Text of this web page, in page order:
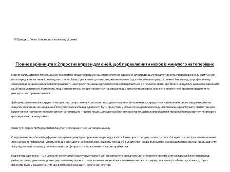
💛 Швидко. Легко. І з ясністю в кожному рішенні.
Повне керівництво: 2 простих вправи для очей, щоб переключити мозок із минулого на теперішнє
Вміння залишатися в теперішньому моменті не лише покращує наше психологічне здоров'я, але й підвищує продуктивність у повсякденному житті. Коли
ми зосереджені на теперішньому, ми стаємо більш уважними до завдань, які виконуємо, і здатні приймати кращі рішення. Наприклад, у професійному
середовищі, якщо ви намагаєтеся працювати над проєктом, а ваші думки постійно повертаються до помилок, які ви зробили в минулому, це може заважати
вашій продуктивності. Натомість, якщо ви навчитесь концентруватися на завданні, що виконується зараз, зможете знайти нові, креативні рішення та
уникнути повторення помилок.
Цей принцип можна ілюструвати на прикладі спортсмена. Коли атлет виходить на арену, він повинен зосередитися на виконанні свого завдання, а не на
минулих змаганнях чи невдачах. Його успіх залежить від здатності бути присутнім у моменті, що дозволяє йому максимально реалізувати свій потенціал.
Таким чином, навчання переключатися на теперішнє — це не лише шлях до особистого зростання, а й важливий аспект професійного розвитку, який варто
враховувати кожному з нас.
Живи Тут і Зараз: Як Відпустити Минуле та Зосередитися на Теперішньому
Усвідомленість, або майндфулнес, відкриває двері до справжнього досвіду життя. Це не просто модне слово; це спосіб існувати в світі, де кожен момент
має значення. Наприклад, уявіть собі, що ви сидите на березі моря. Замість того, щоб думати про невдачі минулого, зосередьтеся на звуках хвиль, відчутті
піску під ногами та запаху солоного повітря. Ця простота може змінити ваше сприйняття.
Ведення щоденника — це ще один аспект, який заслуговує уваги. Коли ви записуєте свої думки, ви створюєте простір для саморозуміння. Наприклад,
уявіть, що ви щодня записуєте одну позитивну річ, яка сталася з вами. Через кілька тижнів ви зможете озирнутися назад і побачити, скільки добрих
моментів було у вашому житті, що допоможе зменшити фокус на негативі.